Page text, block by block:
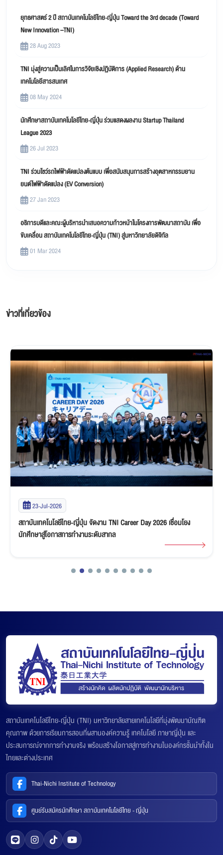
ยุทธศาสตร์ 2 ปี สถาบันเทคโนโลยีไทย-ญี่ปุ่น Toward the 3rd decade (Toward
New Innovation –TNI)
28 Aug 2023
TNI มุ่งสู่ความเป็นเลิศในการวิจัยเชิงปฏิบัติการ (Applied Research) ด้าน
เทคโนโลยีสารสนเทศ
08 May 2024
นักศึกษาสถาบันเทคโนโลยีไทย-ญี่ปุ่น ร่วมแสดงผลงาน Startup Thailand
League 2023
26 Jul 2023
TNI ร่วมโชว์รถไฟฟ้าดัดแปลงต้นแบบ เพื่อสนับสนุนการสร้างอุตสาหกรรมยาน
ยนต์ไฟฟ้าดัดแปลง (EV Conversion)
27 Jan 2023
อธิการบดีและคณะผู้บริหารนำเสนอความก้าวหน้าในโครงการพัฒนาสถาบัน เพื่อ
ขับเคลื่อน สถาบันเทคโนโลยีไทย-ญี่ปุ่น (TNI) สู่มหาวิทยาลัยดิจิทัล
01 Mar 2024
ข่าวที่เกี่ยวข้อง
23-Jul-2026
สถาบันเทคโนโลยีไทย-ญี่ปุ่น จัดงาน TNI Career Day 2026 เชื่อมโยง
นักศึกษาสู่โอกาสการทำงานระดับสากล
สถาบันเทคโนโลยีไทย-ญี่ปุ่น (TNI) มหาวิทยาลัยสายเทคโนโลยีที่มุ่งพัฒนาบัณฑิต
คุณภาพ ด้วยการเรียนการสอนที่ผสานองค์ความรู้ เทคโนโลยี ภาษาญี่ปุ่น และ
ประสบการณ์จากการทำงานจริง พร้อมสร้างโอกาสสู่การทำงานในองค์กรชั้นนำทั้งใน
ไทยและต่างประเทศ
Thai-Nichi Institute of Technology
ศูนย์รับสมัครนักศึกษา สถาบันเทคโนโลยีไทย - ญี่ปุ่น